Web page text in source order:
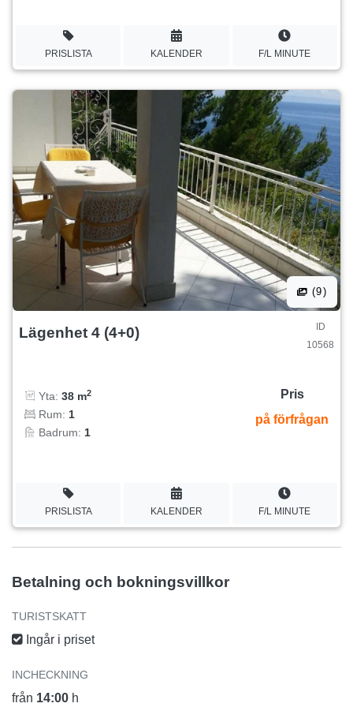
PRISLISTA KALENDER F/L MINUTE
(9)
Lägenhet 4 (4+0)
ID
10568
Yta: 38 m2
Rum: 1
Badrum: 1
Pris
på förfrågan
PRISLISTA KALENDER F/L MINUTE
Betalning och bokningsvillkor
TURISTSKATT
Ingår i priset
INCHECKNING
från 14:00 h